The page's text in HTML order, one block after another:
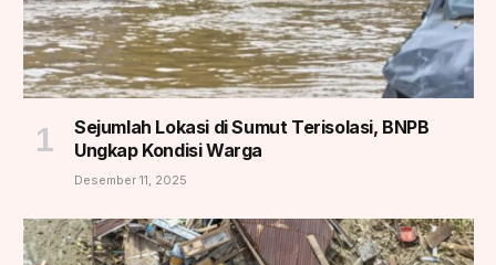
Sejumlah Lokasi di Sumut Terisolasi, BNPB
Ungkap Kondisi Warga
Desember 11, 2025